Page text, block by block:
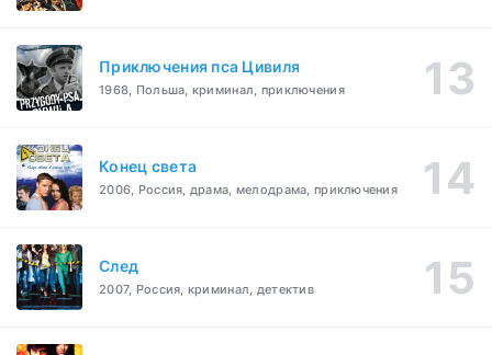
Приключения пса Цивиля
1968, Польша, криминал, приключения
Конец света
2006, Россия, драма, мелодрама, приключения
След
2007, Россия, криминал, детектив